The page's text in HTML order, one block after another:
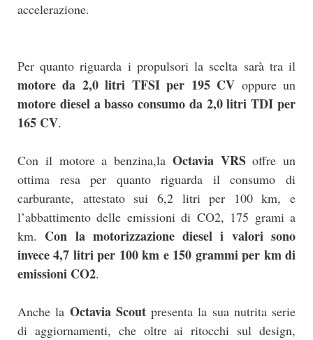
accelerazione.
Per quanto riguarda i propulsori la scelta sarà tra il
motore da 2,0 litri TFSI per 195 CV oppure un
motore diesel a basso consumo da 2,0 litri TDI per
165 CV.
Con il motore a benzina,la Octavia VRSoffre un
ottima resa per quanto riguarda il consumo di
carburante, attestato sui 6,2 litri per 100 km, e
l’abbattimento delle emissioni di CO2, 175 grami a
km. Con la motorizzazione diesel i valori sono
invece 4,7 litri per 100 km e 150 grammi per km di
emissioni CO2.
Anche la Octavia Scoutpresenta la sua nutrita serie
di aggiornamenti, che oltre ai ritocchi sul design,